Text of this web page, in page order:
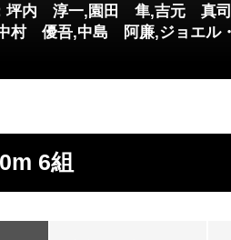
坪内 淳一,園田 隼,吉元 真
村 優吾,中島 阿廉,ジョエル
6組